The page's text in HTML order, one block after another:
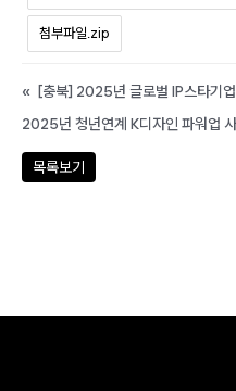
첨부파일.zip
«
2025년 청년연계 K디자인 파워업
목록보기